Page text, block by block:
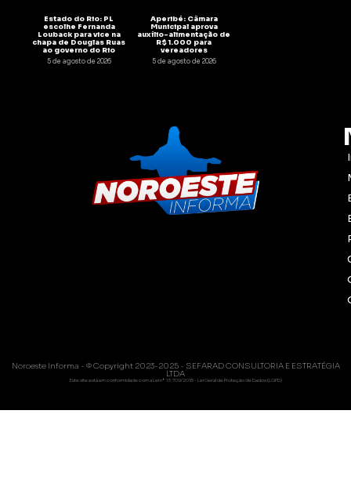
Estado do Rio: PL
escolhe Fernanda
Louback para vice na
chapa de Douglas Ruas
ao governo do Rio
5 de agosto de 2026
Aperibé: Câmara
Municipal aprova
auxílio-alimentação de
R$ 1.000 para
vereadores
5 de agosto de 2026
Noroeste Informa - © Copyright 2023-2025 - SEFARAD CONSULTORIA E ESTRATÉGIA
LTDA
Este site está em conformidade com a Lei nº 13.709/2018 - Lei Geral de Proteção de Dados (LGPD)